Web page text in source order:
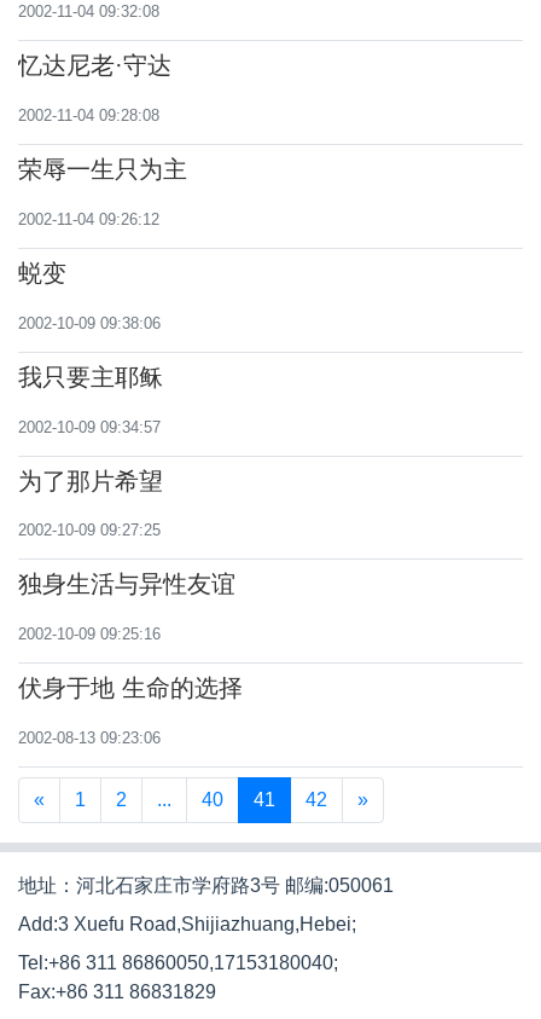
2002-11-04 09:32:08
忆达尼老·守达
2002-11-04 09:28:08
荣辱一生只为主
2002-11-04 09:26:12
蜕变
2002-10-09 09:38:06
我只要主耶稣
2002-10-09 09:34:57
为了那片希望
2002-10-09 09:27:25
独身生活与异性友谊
2002-10-09 09:25:16
伏身于地 生命的选择
2002-08-13 09:23:06
« 1 2 ... 40 41 42 »
地址：河北石家庄市学府路3号 邮编:050061
Add:3 Xuefu Road,Shijiazhuang,Hebei;
Tel:+86 311 86860050,17153180040;
Fax:+86 311 86831829